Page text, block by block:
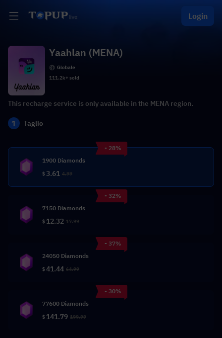
Login
Yaahlan (MENA)
Globale
111.2k+ sold
This recharge service is only available in the MENA region.
1 Taglio
- 28%
1900 Diamonds
$3.61 4.99
- 32%
7150 Diamonds
$ 12.32 17.99
- 37%
24050 Diamonds
$41.44 64.99
- 30%
77600 Diamonds
$ 141.79 199.99